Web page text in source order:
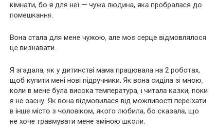
кімнати, бо я для неї — чужа людина, яка пробралася до
помешкання.
Вона стала для мене чужою, але моє серце відмовлялося
це визнавати.
Я згадала, як у дитинстві мама працювала на 2 роботах,
щоб купити мені нові підручники. Як вона сиділа зі мною,
коли в мене була висока температура, і читала казки, поки
я не засну. Як вона відмовилася від можливості переїхати
в інше місто з чоловіком, якого любила, бо сказала, що
не хоче травмувати мене зміною школи.